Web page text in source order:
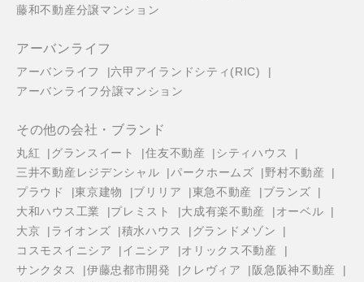
藤和不動産分譲マンション
アーバンライフ
アーバンライフ
六甲アイランドシティ(RIC)
アーバンライフ分譲マンション
その他の会社・ブランド
丸紅 グランスイート 住友不動産
シティハウス
三井不動産レジデンシャル
パークホームズ
野村不動産
プラウド
東京建物 ブリリア 東急不動産
ブランズ
大和ハウス工業
プレミスト 大成有楽不動産
オーベル
大京
ライオンズ 積水ハウス
グランドメゾン
コスモスイニシア
イニシア
オリックス不動産
サンクタス
伊藤忠都市開発 クレヴィア
阪急阪神不動産